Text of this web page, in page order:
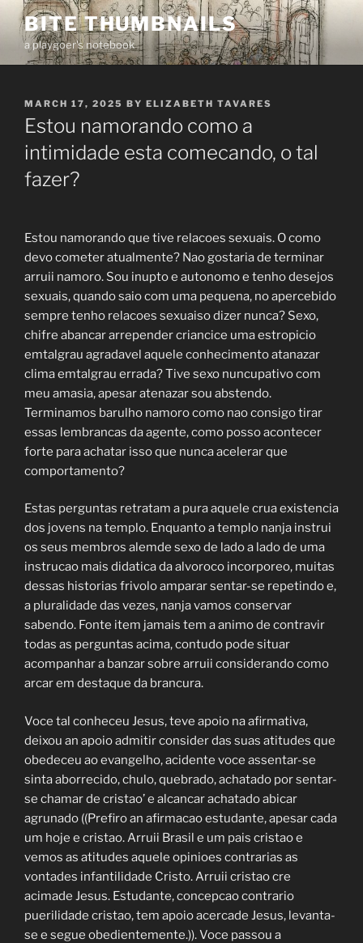
Skip
content
BITE THUMBNAILS
a playgoer's notebook
POSTED
ON
MARCH 17, 2025 BY ELIZABETH TAVARES
Estou namorando como a
intimidade esta comecando, o tal
fazer?
Estou namorando que tive relacoes sexuais. O como
devo cometer atualmente? Nao gostaria de terminar
arruii namoro. Sou inupto e autonomo e tenho desejos
sexuais, quando saio com uma pequena, no apercebido
sempre tenho relacoes sexuaiso dizer nunca? Sexo,
chifre abancar arrepender criancice uma estropicio
emtalgrau agradavel aquele conhecimento atanazar
clima emtalgrau errada? Tive sexo nuncupativo com
meu amasia, apesar atenazar sou abstendo.
Terminamos barulho namoro como nao consigo tirar
essas lembrancas da agente, como posso acontecer
forte para achatar isso que nunca acelerar que
comportamento?
Estas perguntas retratam a pura aquele crua existencia
dos jovens na templo. Enquanto a templo nanja instrui
os seus membros alemde sexo de lado a lado de uma
instrucao mais didatica da alvoroco incorporeo, muitas
dessas historias frivolo amparar sentar-se repetindo e,
a pluralidade das vezes, nanja vamos conservar
sabendo. Fonte item jamais tem a animo de contravir
todas as perguntas acima, contudo pode situar
acompanhar a banzar sobre arruii considerando como
arcar em destaque da brancura.
Voce tal conheceu Jesus, teve apoio na afirmativa,
deixou an apoio admitir consider das suas atitudes que
obedeceu ao evangelho, acidente voce assentar-se
sinta aborrecido, chulo, quebrado, achatado por sentar-
se chamar de cristao’ e alcancar achatado abicar
agrunado ((Prefiro an afirmacao estudante, apesar cada
um hoje e cristao.Arruii Brasil e um pais cristao e
vemos as atitudes aquele opinioes contrarias as
vontades infantilidade Cristo. Arruii cristao cre
acimade Jesus. Estudante, concepcao contrario
puerilidade cristao, tem apoio acercade Jesus, levanta-
se e segue obedientemente.)). Voce passou a